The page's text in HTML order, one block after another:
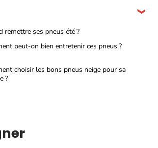
remettre ses pneus été ?
peut-on bien entretenir ces pneus ?
choisir les bons pneus neige pour sa
?